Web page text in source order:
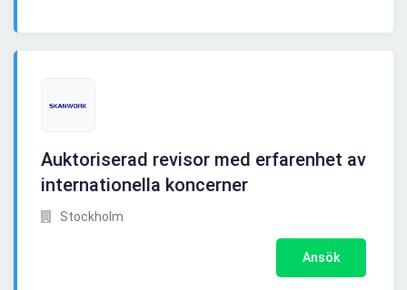
Auktoriserad revisor med erfarenhet av
internationella koncerner
Stockholm
Ansök